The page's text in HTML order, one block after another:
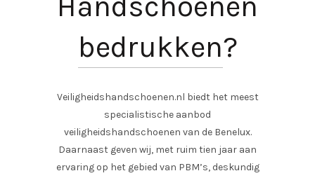
bedrukken?
Veiligheidshandschoenen.nl biedt het meest
specialistische aanbod
veiligheidshandschoenen van de Benelux.
Daarnaast geven wij, met ruim tien jaar aan
ervaring op het gebied van PBM’s, deskundig